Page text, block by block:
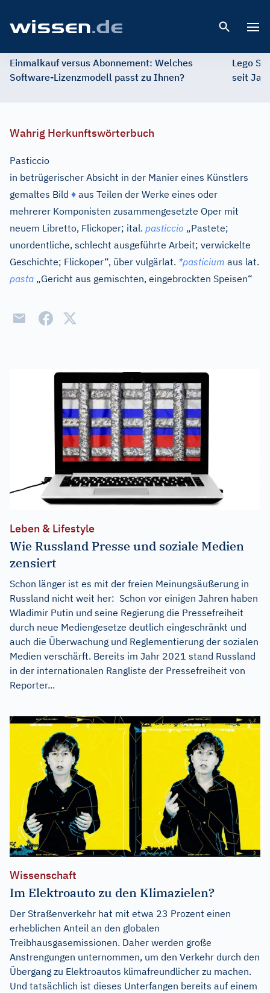
Einmalkauf versus Abonnement: Welches
Software-Lizenzmodell passt zu Ihnen?
Lego
seit
Wahrig Herkunftswörterbuch
Pasticcio
in betrügerischer Absicht in der Manier eines Künstlers
gemaltes Bild ♦ aus Teilen der Werke eines oder
mehrerer Komponisten zusammengesetzte Oper mit
neuem Libretto, Flickoper; ital. pasticcio „Pastete;
unordentliche, schlecht ausgeführte Arbeit; verwickelte
Geschichte; Flickoper“, über vulgärlat. *pasticium aus lat.
pasta „Gericht aus gemischten, eingebrockten Speisen“
Leben & Lifestyle
Wie Russland Presse und soziale Medien
zensiert
Schon länger ist es mit der freien Meinungsäußerung in
Russland nicht weit her: Schon vor einigen Jahren haben
Wladimir Putin und seine Regierung die Pressefreiheit
durch neue Mediengesetze deutlich eingeschränkt und
auch die Überwachung und Reglementierung der sozialen
Medien verschärft. Bereits im Jahr 2021 stand Russland
in der internationalen Rangliste der Pressefreiheit von
Reporter...
Wissenschaft
Im Elektroauto zu den Klimazielen?
Der Straßenverkehr hat mit etwa 23 Prozent einen
erheblichen Anteil an den globalen
Treibhausgasemissionen. Daher werden große
Anstrengungen unternommen, um den Verkehr durch den
Übergang zu Elektroautos klimafreundlicher zu machen.
Und tatsächlich ist dieses Unterfangen bereits auf einem